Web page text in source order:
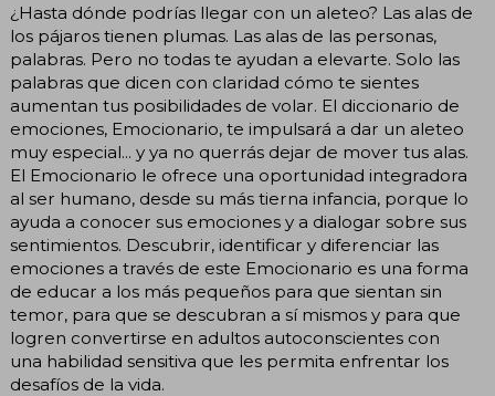
¿Hasta dónde podrías llegar con un aleteo? Las alas de
los pájaros tienen plumas. Las alas de las personas,
palabras. Pero no todas te ayudan a elevarte. Solo las
palabras que dicen con claridad cómo te sientes
aumentan tus posibilidades de volar. El diccionario de
emociones, Emocionario, te impulsará a dar un aleteo
muy especial... y ya no querrás dejar de mover tus alas.
El Emocionario le ofrece una oportunidad integradora
al ser humano, desde su más tierna infancia, porque lo
ayuda a conocer sus emociones y a dialogar sobre sus
sentimientos. Descubrir, identificar y diferenciar las
emociones a través de este Emocionario es una forma
de educar a los más pequeños para que sientan sin
temor, para que se descubran a sí mismos y para que
logren convertirse en adultos autoconscientes con
una habilidad sensitiva que les permita enfrentar los
desafíos de la vida.